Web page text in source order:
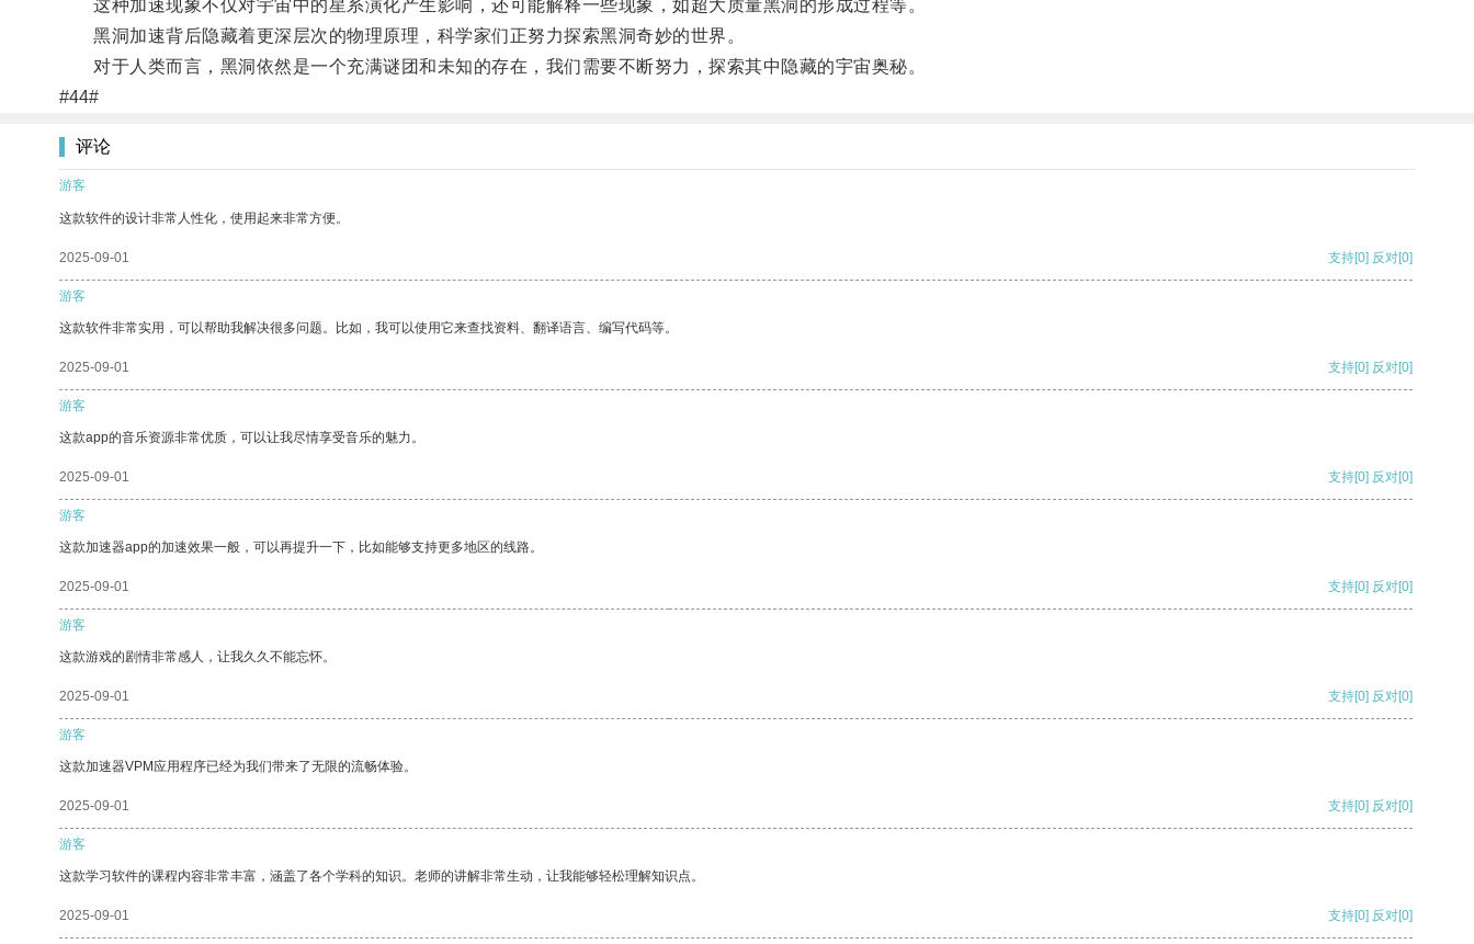
这种加速现象不仅对宇宙中的星系演化产生影响，还可能解释一些现象，如超大质量黑洞的形成过程等。
黑洞加速背后隐藏着更深层次的物理原理，科学家们正努力探索黑洞奇妙的世界。
对于人类而言，黑洞依然是一个充满谜团和未知的存在，我们需要不断努力，探索其中隐藏的宇宙奥秘。
#44#
评论
游客
这款软件的设计非常人性化，使用起来非常方便。
2025-09-01 支持[0] 反对[0]
游客
这款软件非常实用，可以帮助我解决很多问题。比如，我可以使用它来查找资料、翻译语言、编写代码等。
2025-09-01 支持[0] 反对[0]
游客
这款app的音乐资源非常优质，可以让我尽情享受音乐的魅力。
2025-09-01 支持[0] 反对[0]
游客
这款加速器app的加速效果一般，可以再提升一下，比如能够支持更多地区的线路。
2025-09-01 支持[0] 反对[0]
游客
这款游戏的剧情非常感人，让我久久不能忘怀。
2025-09-01 支持[0] 反对[0]
游客
这款加速器VPM应用程序已经为我们带来了无限的流畅体验。
2025-09-01 支持[0] 反对[0]
游客
这款学习软件的课程内容非常丰富，涵盖了各个学科的知识。老师的讲解非常生动，让我能够轻松理解知识点。
2025-09-01 支持[0] 反对[0]